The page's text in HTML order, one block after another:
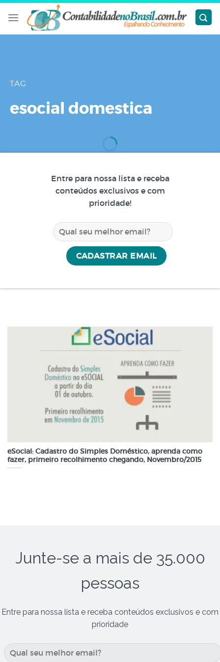
Skip
TAG
esocial domestica
Entre para nossa lista e receba
conteúdos exclusivos e com
prioridade!
eSocial: Cadastro do Simples Doméstico, aprenda como
fazer, primeiro recolhimento chegando, Novembro/2015
Junte-se a mais de 35.000
pessoas
Entre para nossa lista e receba conteúdos exclusivos e com
prioridade